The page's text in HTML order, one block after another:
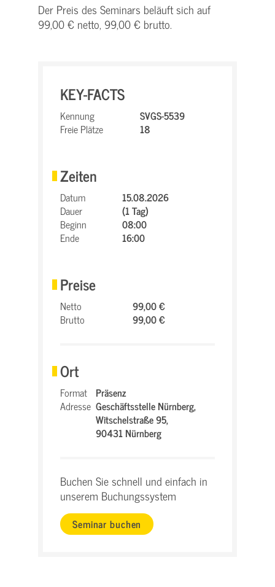
Der Preis des Seminars beläuft sich auf
99,00 € netto, 99,00 € brutto.
KEY-FACTS
Kennung
SVGS-5539
Freie Plätze
18
Zeiten
Datum
15.08.2026
Dauer
(1 Tag)
Beginn
08:00
Ende
16:00
Preise
Netto
99,00 €
Brutto
99,00 €
Ort
Format Präsenz
Adresse Geschäftsstelle Nürnberg,
Witschelstraße 95,
90431 Nürnberg
Buchen Sie schnell und einfach in
unserem Buchungssystem
Seminar buchen